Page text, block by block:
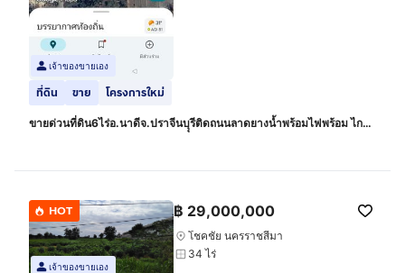
เจ้าของขายเอง
ที่ดิน ขาย โครงการใหม่
ขายด่วนที่ดิน6ไร่อ.นาดีจ.ปราจีนบุุรีติดถนนลาดยางน้ำพร้อมไฟพร้อม ไกล้
HOT
เจ้าของขายเอง
฿ 29,000,000
โชคชัย นครราชสีมา
34 ไร่